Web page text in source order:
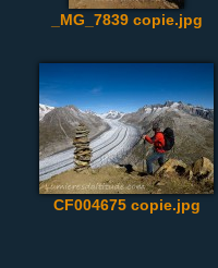
_MG_7839 copie.jpg
CF004675 copie.jpg